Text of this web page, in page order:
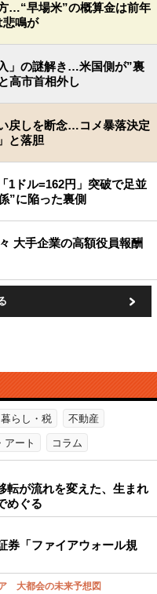
…“早場米”の概算金は前年
悲鳴が
」の謎解き…米国側が”裏
高市首相外し
戻しを断念…コメ暴落決定
と落胆
1ドル=162円」突破で足並
”に陥った裏側
大手企業の高額役員報酬
暮らし・税 不動産
アート コラム
転が流れを変えた、生まれ
めぐる
「ファイアウォール規
大都会の未来予想図